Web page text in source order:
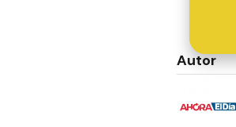
Autor